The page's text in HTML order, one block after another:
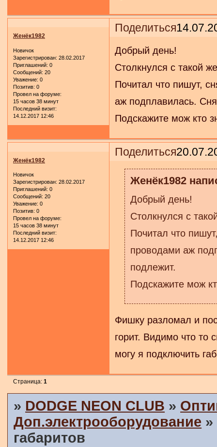
Поделиться
Женёк1982
Новичок
Зарегистрирован: 28.02.2017
Приглашений: 0
Сообщений: 20
Уважение: 0
Позитив: 0
Провел на форуме:
15 часов 38 минут
Последний визит:
14.12.2017 12:46
Добрый день!
Столкнулся с такой
Почитал что пишут,
аж подплавилась.
Подскажите мож кто
Поделиться
Женёк1982
Новичок
Зарегистрирован: 28.02.2017
Приглашений: 0
Сообщений: 20
Уважение: 0
Позитив: 0
Провел на форуме:
15 часов 38 минут
Последний визит:
14.12.2017 12:46
Женёк1982
Добрый день!
Столкнулся с
Почитал что
проводами аж
подлежит.
Подскажите мож
Фишку разломал и
горит. Видимо что то
могу я подключить
Страница:1
» DODGE NEON CLUB »
Доп.электрооборудование »
габаритов